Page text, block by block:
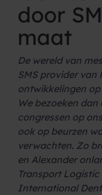
door
maat
De wereld van
SMS provider
ontwikkelingen
We bezoeken
congressen op
ook op beurzen
verwachten. Zo
en Alexander
Transport
International